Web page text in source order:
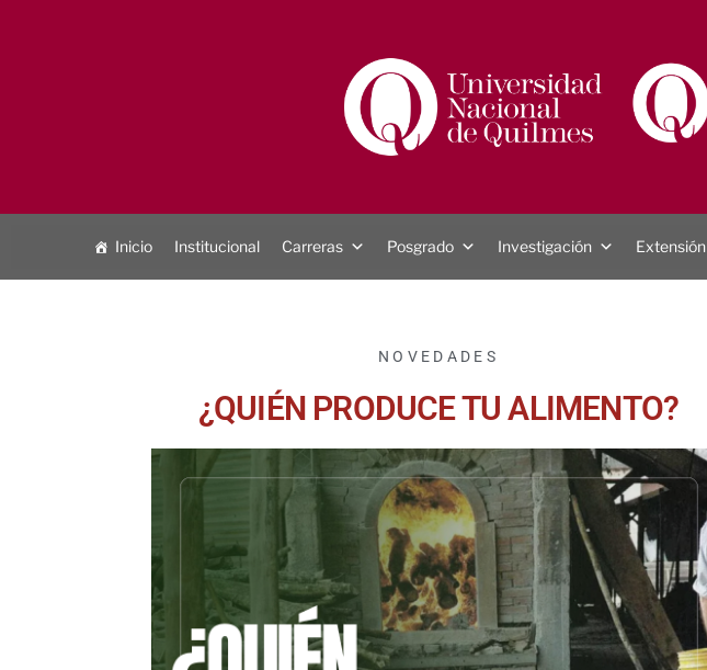
Inicio Institucional Carreras Posgrado Investigación Extensión
NOVEDADES
¿QUIÉN PRODUCE TU ALIMENTO?